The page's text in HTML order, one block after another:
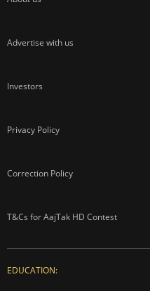
Advertise with us
Investors
Privacy Policy
Correction Policy
T&Cs for AajTak HD Contest
EDUCATION: